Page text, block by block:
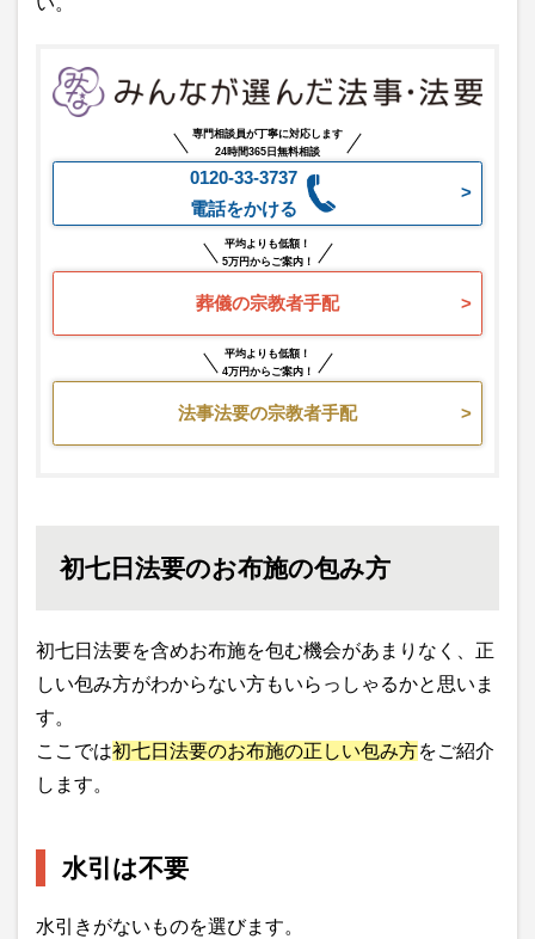
専門相談員が丁寧に対応します
24時間365日無料相談
0120-33-3737
電話をかける
平均よりも低額！
5万円からご案内！
葬儀の宗教者手配
平均よりも低額！
4万円からご案内！
法事法要の宗教者手配
初七日法要のお布施の包み方
初七日法要を含めお布施を包む機会があまりなく、正
しい包み方がわからない方もいらっしゃるかと思いま
す。
ここでは初七日法要のお布施の正しい包み方をご紹介
します。
水引は不要
水引きがないものを選びます。